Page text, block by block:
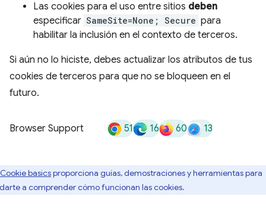
Las cookies para el uso entre sitios deben
especificar SameSite=None; Secure para
habilitar la inclusión en el contexto de terceros.
Si aún no lo hiciste, debes actualizar los atributos de tus
cookies de terceros para que no se bloqueen en el
futuro.
Browser Support 51 16 60 13
Cookie basicsproporciona guías, demostraciones y herramientas para
a comprender cómo funcionan las cookies.